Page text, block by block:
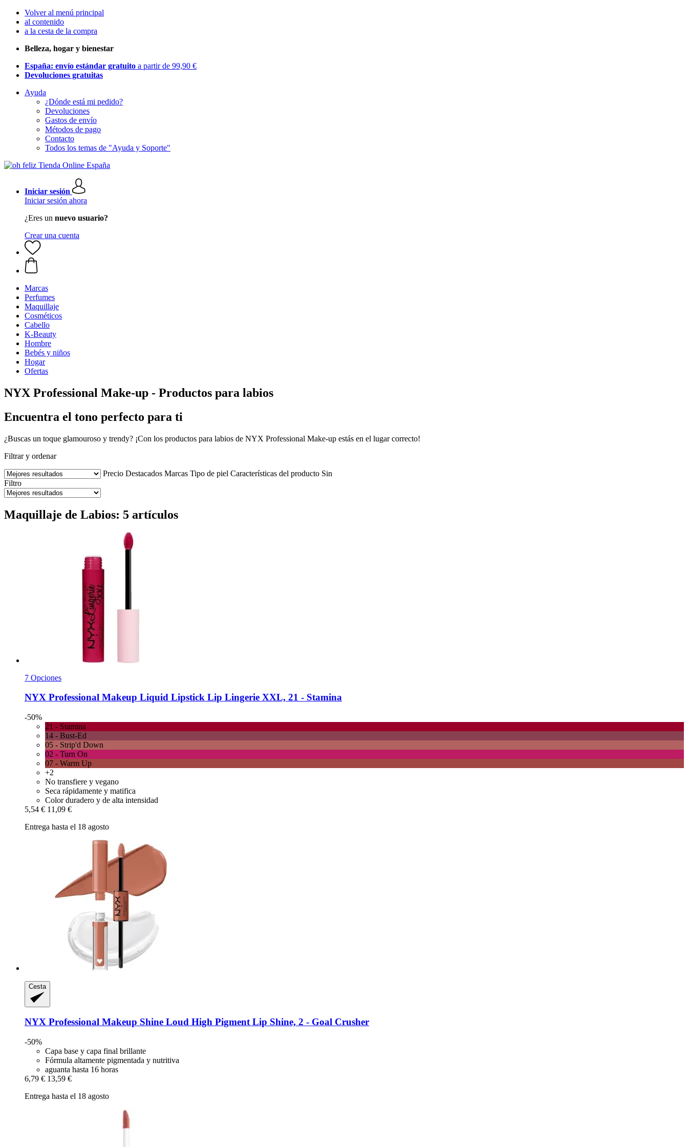
Volver al menú principal
al contenido
a la cesta de la compra
Belleza, hogar y bienestar
España: envío estándar gratuito a partir de 99,90 €
Devoluciones gratuitas
Ayuda
¿Dónde está mi pedido?
Devoluciones
Gastos de envío
Métodos de pago
Contacto
Todos los temas de "Ayuda y Soporte"
Iniciar sesión
Iniciar sesión ahora
¿Eres un nuevo usuario?
Crear una cuenta
Marcas
Perfumes
Maquillaje
Cosméticos
Cabello
K-Beauty
Hombre
Bebés y niños
Hogar
Ofertas
NYX Professional Make-up - Productos para labios
Encuentra el tono perfecto para ti
¿Buscas un toque glamouroso y trendy? ¡Con los productos para labios de NYX Professional Make-up estás en el lugar correcto!
Filtrar y ordenar
Precio Destacados Marcas Tipo de piel Características del producto Sin
Filtro
Maquillaje de Labios: 5 artículos
7 Opciones
NYX Professional Makeup Liquid Lipstick Lip Lingerie XXL, 21 -​ Stamina
-50%
21 - Stamina
14 - Bust-Ed
05 - Strip'd Down
02 - Turn On
07 - Warm Up
+2
No transfiere y vegano
Seca rápidamente y matifica
Color duradero y de alta intensidad
5,54 € 11,09 €
Entrega hasta el 18 agosto
Cesta
NYX Professional Makeup Shine Loud High Pigment Lip Shine, 2 -​ Goal Crusher
-50%
Capa base y capa final brillante
Fórmula altamente pigmentada y nutritiva
aguanta hasta 16 horas
6,79 € 13,59 €
Entrega hasta el 18 agosto